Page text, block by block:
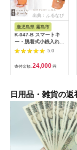
出典：ふるなび
鹿児島県 霧島市
K-047-B スマートキ
ー・脱着式小銭入れ付
きキーケース＜キャメ
ル＞【m's】霧島市 革
革製品 牛革 本革 ヌメ
革 キーケース コイン
ケース 小銭入れ ハン
5.0
寄付金額: 24,000 円
日用品・雑貨の